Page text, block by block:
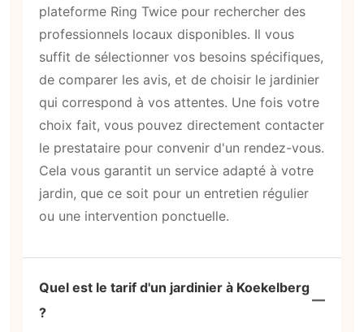
plateforme Ring Twice pour rechercher des
professionnels locaux disponibles. Il vous
suffit de sélectionner vos besoins spécifiques,
de comparer les avis, et de choisir le jardinier
qui correspond à vos attentes. Une fois votre
choix fait, vous pouvez directement contacter
le prestataire pour convenir d'un rendez-vous.
Cela vous garantit un service adapté à votre
jardin, que ce soit pour un entretien régulier
ou une intervention ponctuelle.
Quel est le tarif d'un jardinier à Koekelberg
?